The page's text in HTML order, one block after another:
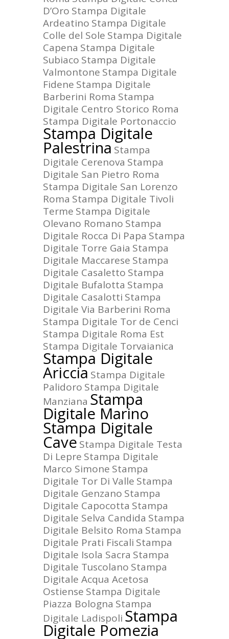
D’Oro Stampa Digitale
Ardeatino Stampa Digitale
Colle del Sole Stampa Digitale
Capena Stampa Digitale
Subiaco Stampa Digitale
Valmontone Stampa Digitale
Fidene Stampa Digitale
Barberini Roma Stampa
Digitale Centro Storico Roma
Stampa Digitale Portonaccio
Stampa Digitale
Palestrina Stampa
Digitale Cerenova Stampa
Digitale San Pietro Roma
Stampa Digitale San Lorenzo
Roma Stampa Digitale Tivoli
Terme Stampa Digitale
Olevano Romano Stampa
Digitale Rocca Di Papa Stampa
Digitale Torre Gaia Stampa
Digitale Maccarese Stampa
Digitale Casaletto Stampa
Digitale Bufalotta Stampa
Digitale Casalotti Stampa
Digitale Via Barberini Roma
Stampa Digitale Tor de Cenci
Stampa Digitale Roma Est
Stampa Digitale Torvaianica
Stampa Digitale
Ariccia Stampa Digitale
Palidoro Stampa Digitale
Manziana Stampa
Digitale Marino
Stampa Digitale
Cave Stampa Digitale Testa
Di Lepre Stampa Digitale
Marco Simone Stampa
Digitale Tor Di Valle Stampa
Digitale Genzano Stampa
Digitale Capocotta Stampa
Digitale Selva Candida Stampa
Digitale Belsito Roma Stampa
Digitale Prati Fiscali Stampa
Digitale Isola Sacra Stampa
Digitale Tuscolano Stampa
Digitale Acqua Acetosa
Ostiense Stampa Digitale
Piazza Bologna Stampa
Digitale Ladispoli Stampa
Digitale Pomezia